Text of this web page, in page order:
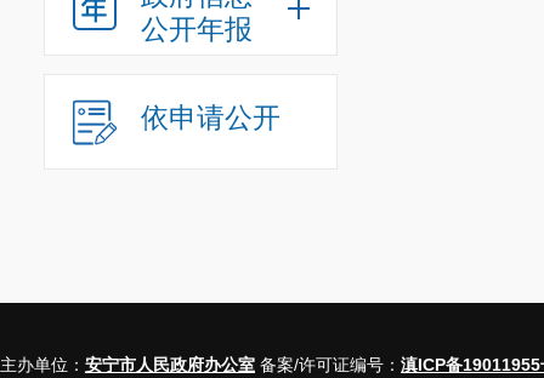
公开年报
依申请公开
主办单位： 安宁市人民政府办公室 备案/许可证编号： 滇ICP备